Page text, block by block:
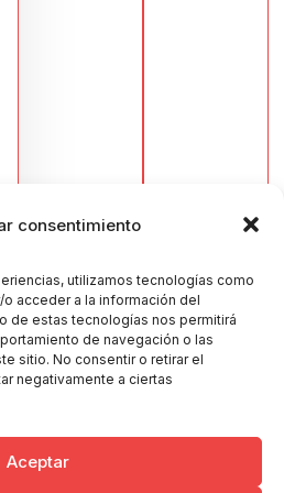
consentimiento
utilizamos tecnologías como
acceder a la información del
de estas tecnologías nos permitirá
de navegación o las
sitio. No consentir o retirar el
negativamente a ciertas
Aceptar
navaja
2026
de
Virgen
las
2026